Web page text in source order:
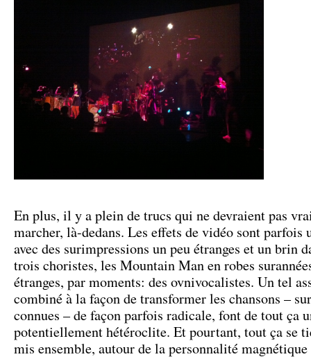
En plus, il y a plein de trucs qui ne devraient pas
marcher, là-dedans. Les effets de vidéo sont parfois
avec des surimpressions un peu étranges et un brin
trois choristes, les Mountain Man en robes
étranges, par moments: des ovnivocalistes. Un tel
combiné à la façon de transformer les chansons –
connues – de façon parfois radicale, font de tout ça
potentiellement hétéroclite. Et pourtant, tout ça se
mis ensemble, autour de la personnalité magnétique